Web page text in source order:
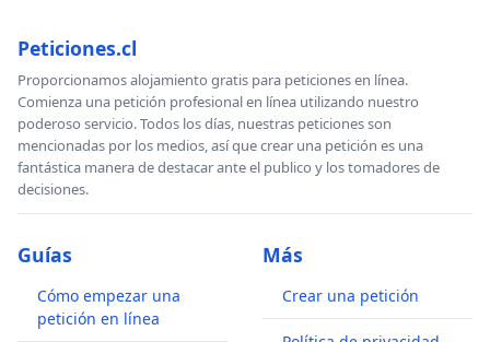
Peticiones.cl
Proporcionamos alojamiento gratis para peticiones en línea.
Comienza una petición profesional en línea utilizando nuestro
poderoso servicio. Todos los días, nuestras peticiones son
mencionadas por los medios, así que crear una petición es una
fantástica manera de destacar ante el publico y los tomadores de
decisiones.
Guías
Cómo empezar una
petición en línea
Más
Crear una petición